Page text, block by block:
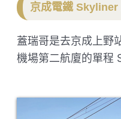
京成電鐵 Skyliner
蓋瑞哥是去京成上野
機場第二航廈的單程